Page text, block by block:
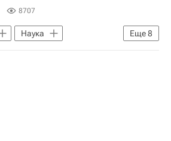
8707
Еще8
Наука
Белгород